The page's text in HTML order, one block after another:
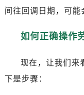
间往回调日期，可能
如何正确操作
现在，让我们来
下是步骤：